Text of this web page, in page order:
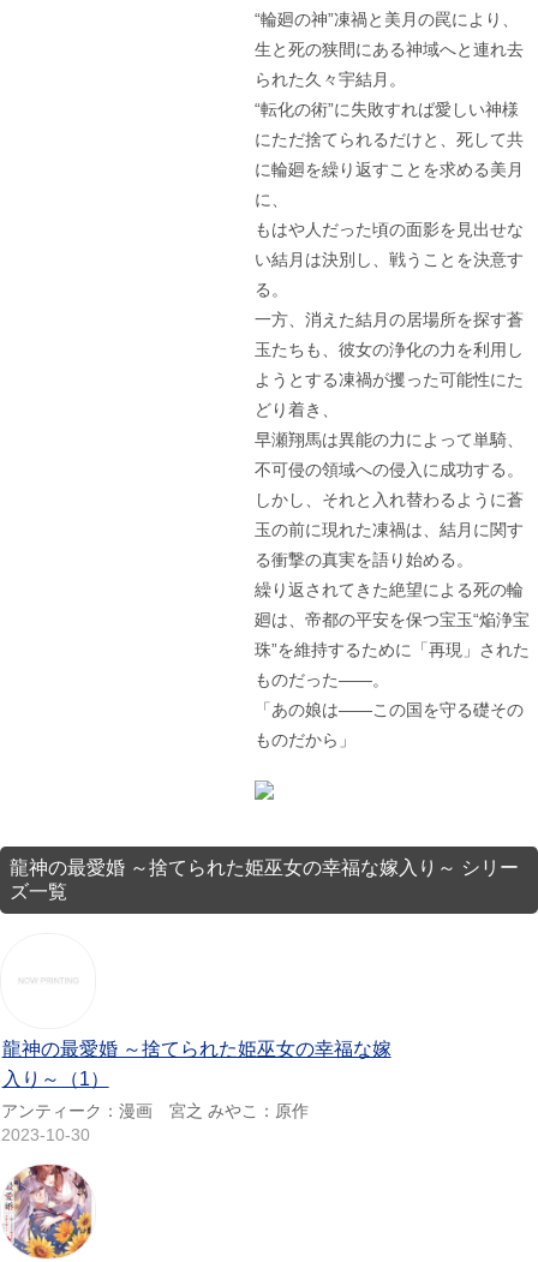
“輪廻の神”凍禍と美月の罠により、
生と死の狭間にある神域へと連れ去
られた久々宇結月。
“転化の術”に失敗すれば愛しい神様
にただ捨てられるだけと、死して共
に輪廻を繰り返すことを求める美月
に、
もはや人だった頃の面影を見出せな
い結月は決別し、戦うことを決意す
る。
一方、消えた結月の居場所を探す蒼
玉たちも、彼女の浄化の力を利用し
ようとする凍禍が攫った可能性にた
どり着き、
早瀬翔馬は異能の力によって単騎、
不可侵の領域への侵入に成功する。
しかし、それと入れ替わるように蒼
玉の前に現れた凍禍は、結月に関す
る衝撃の真実を語り始める。
繰り返されてきた絶望による死の輪
廻は、帝都の平安を保つ宝玉“焔浄宝
珠”を維持するために「再現」された
ものだった――。
「あの娘は――この国を守る礎その
ものだから」
龍神の最愛婚 ～捨てられた姫巫女の幸福な嫁入り～ シリー
ズ一覧
龍神の最愛婚 ～捨てられた姫巫女の幸福な嫁
入り～（1）
アンティーク：漫画 宮之 みやこ：原作
2023-10-30